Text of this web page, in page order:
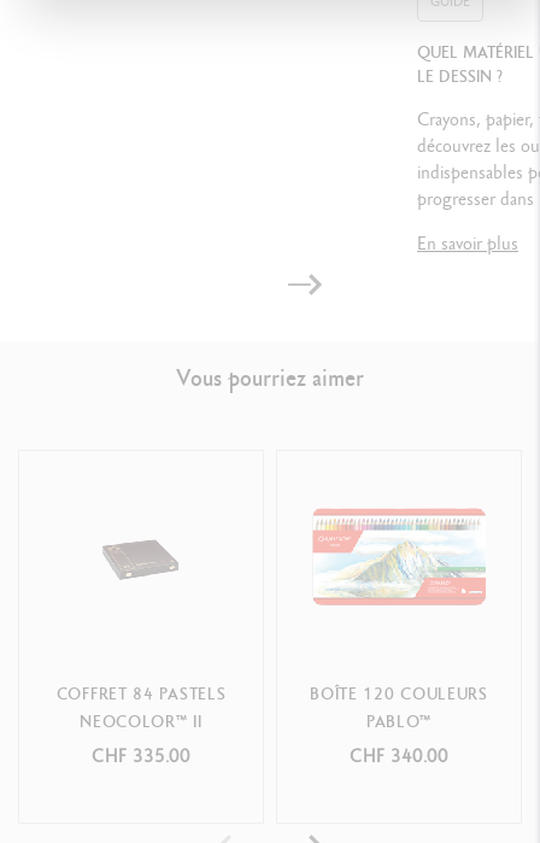
QUEL
LE DESSIN ?
Crayons,
découvrez les
indispensables
progresser
En savoir plus
Vous pourriez aimer
COFFRET 84 PASTELS
NEOCOLOR™ II
CHF 335.00
BOÎTE 120 COULEURS
PABLO™
CHF 340.00